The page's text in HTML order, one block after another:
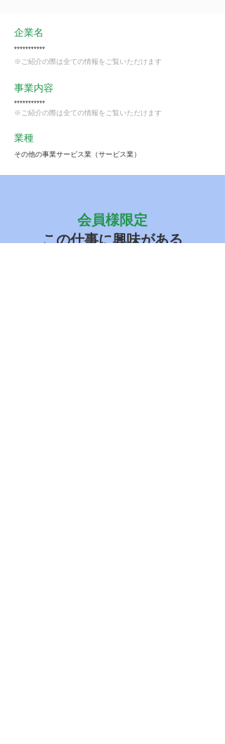
企業名
***********
※ご紹介の際は全ての情報をご覧いただけます
事業内容
***********
※ご紹介の際は全ての情報をご覧いただけます
業種
その他の事業サービス業（サービス業）
会員様限定
この仕事に興味がある